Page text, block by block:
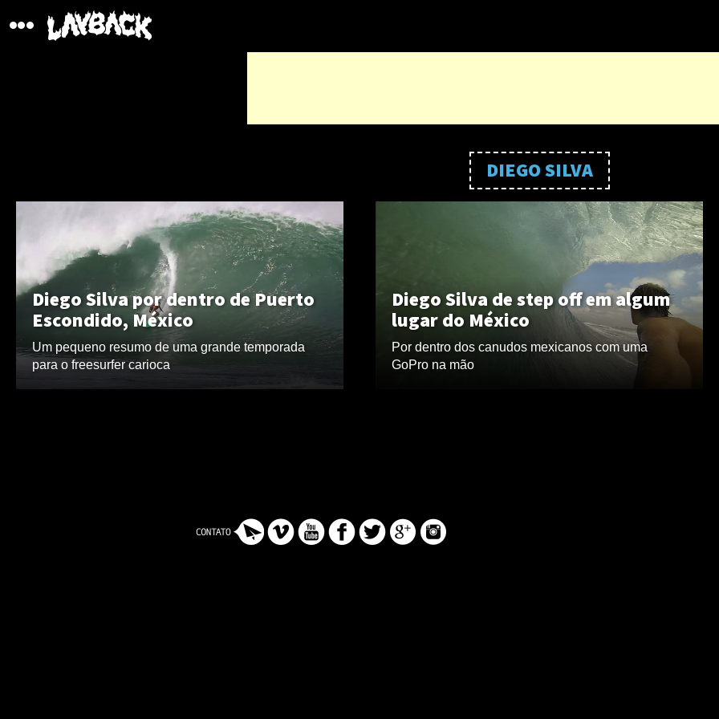
DIEGO SILVA
Diego Silva por dentro de Puerto
Escondido, México
Um pequeno resumo de uma grande temporada
para o freesurfer carioca
Diego Silva de step off em algum
lugar do México
Por dentro dos canudos mexicanos com uma
GoPro na mão